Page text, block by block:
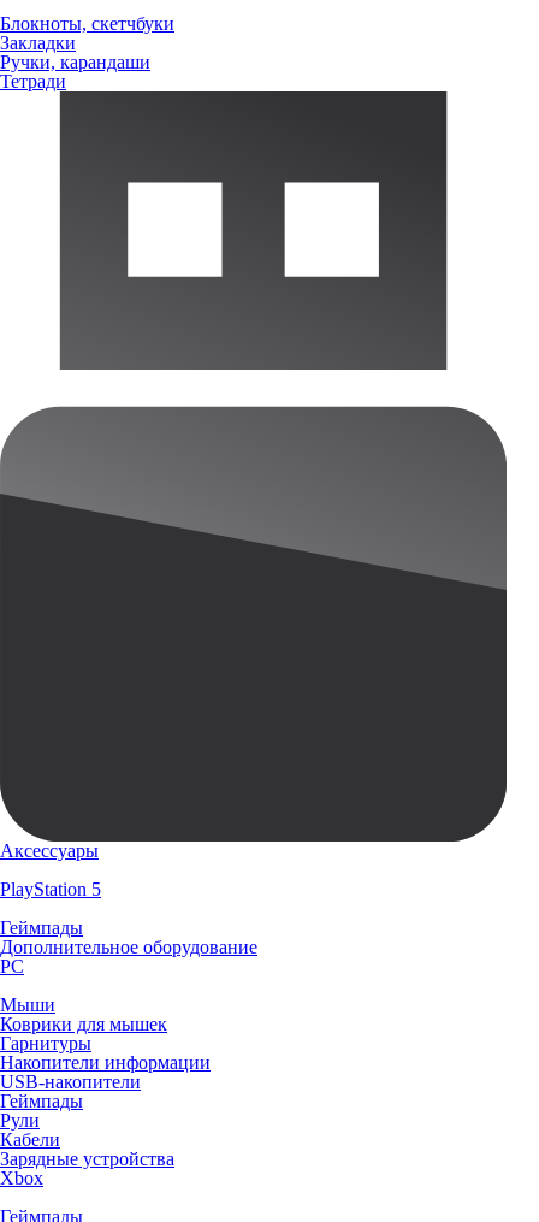
Блокноты, скетчбуки
Закладки
Ручки, карандаши
Тетради
Аксессуары
PlayStation 5
Геймпады
Дополнительное оборудование
PC
Мыши
Коврики для мышек
Гарнитуры
Накопители информации
USB-накопители
Геймпады
Рули
Кабели
Зарядные устройства
Xbox
Геймпады